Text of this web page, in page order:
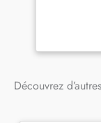
Découvrez